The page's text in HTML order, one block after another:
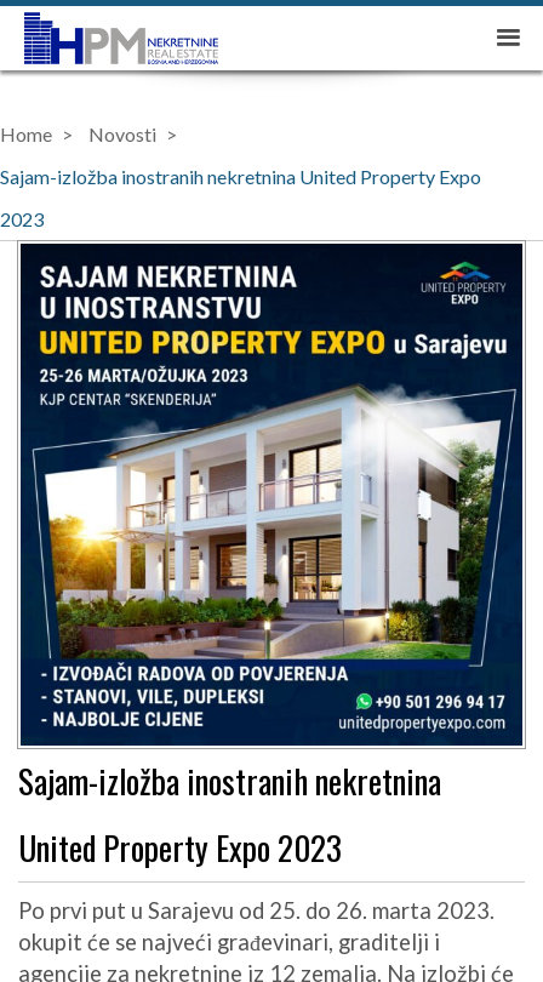
Home
Novosti
Sajam-izložba inostranih nekretnina United Property Expo
2023
Sajam-izložba inostranih nekretnina
United Property Expo 2023
Po prvi put u Sarajevu od 25. do 26. marta 2023.
okupit će se najveći građevinari, graditelji i
agencije za nekretnine iz 12 zemalja. Na izložbi će